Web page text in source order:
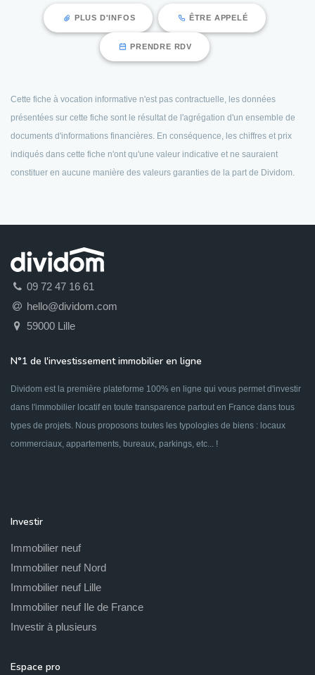
PLUS D'INFOS ÊTRE APPELÉ
PRENDRE RDV
Cette fiche à vocation informative n'est pas contractuelle, les données
présentées sur cette fiche sont le résultat de l'agrégation d'un ensemble de
documents d'informations financières. En conséquence, les chiffres et prix
indiqués dans cette fiche n'ont qu'une valeur indicative et ne sauraient
constituer en aucune manière des valeurs garanties de la part de Dividom.
09 72 47 16 61
hello@dividom.com
59000 Lille
N°1 de l'investissement immobilier en ligne
Dividom est la première plateforme 100% en ligne qui vous permet d'investir
dans l'immobilier locatif en toute transparence partout en France dans tous
types de projets. Nous proposons toutes les typologies de biens : locaux
commerciaux, appartements, bureaux, parkings, etc... !
Investir
Immobilier neuf
Immobilier neuf Nord
Immobilier neuf Lille
Immobilier neuf Ile de France
Investir à plusieurs
Espace pro